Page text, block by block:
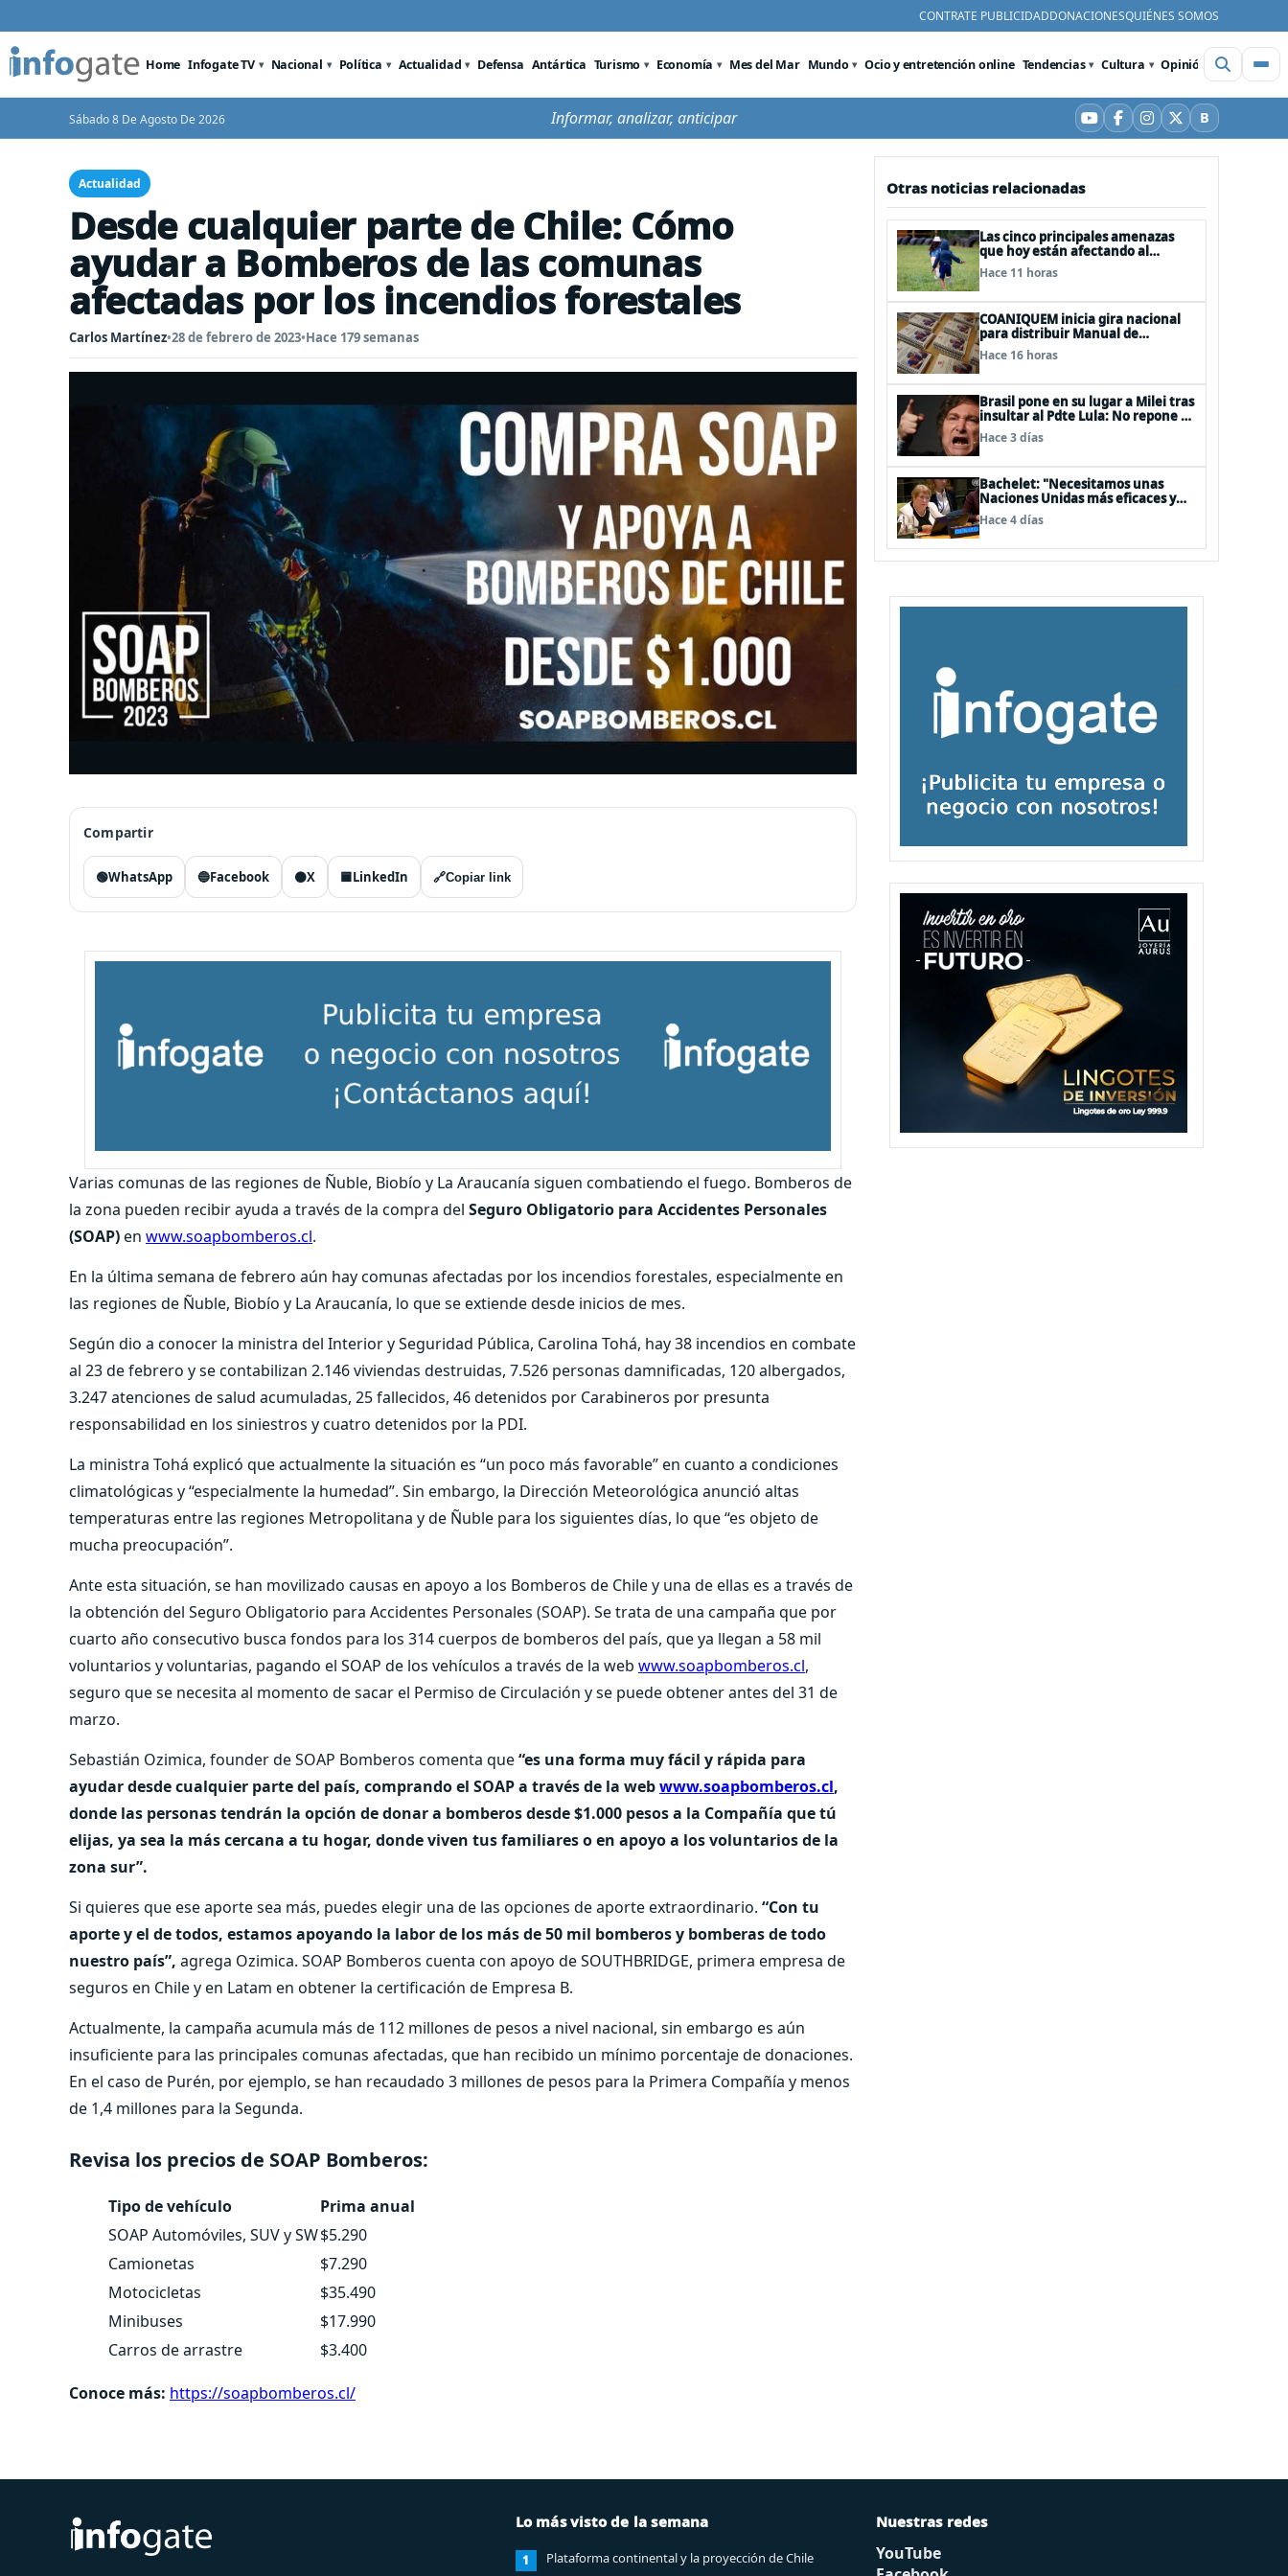
CONTRATE PUBLICIDADDONACIONESQUIÉNES SOMOS
Home Infogate TV Nacional Política Actualidad Defensa Antártica Turismo Economía Mes del Mar Mundo Ocio y entretención online Tendencias Cultura Opinión Videos
Sábado 8 De Agosto De 2026 Informar, analizar, anticipar YouTube
Facebook
Instagram
X BBluesky
Actualidad
Desde cualquier parte de Chile: Cómo
ayudar a Bomberos de las comunas
afectadas por los incendios forestales
Carlos Martínez•28 de febrero de 2023•Hace 179 semanas
Compartir
🟢WhatsApp 🔵Facebook ⚫X 🟦LinkedIn 🔗Copiar link
Varias comunas de las regiones de Ñuble, Biobío y La Araucanía siguen combatiendo el fuego. Bomberos de
la zona pueden recibir ayuda a través de la compra del Seguro Obligatorio para Accidentes Personales
(SOAP)en www.soapbomberos.cl.
En la última semana de febrero aún hay comunas afectadas por los incendios forestales, especialmente en
las regiones de Ñuble, Biobío y La Araucanía, lo que se extiende desde inicios de mes.
Según dio a conocer la ministra del Interior y Seguridad Pública, Carolina Tohá, hay 38 incendios en combate
al 23 de febrero y se contabilizan 2.146 viviendas destruidas, 7.526 personas damnificadas, 120 albergados,
3.247 atenciones de salud acumuladas, 25 fallecidos, 46 detenidos por Carabineros por presunta
responsabilidad en los siniestros y cuatro detenidos por la PDI.
La ministra Tohá explicó que actualmente la situación es “un poco más favorable” en cuanto a condiciones
climatológicas y “especialmente la humedad”. Sin embargo, la Dirección Meteorológica anunció altas
temperaturas entre las regiones Metropolitana y de Ñuble para los siguientes días, lo que “es objeto de
mucha preocupación”.
Ante esta situación, se han movilizado causas en apoyo a los Bomberos de Chile y una de ellas es a través de
la obtención del Seguro Obligatorio para Accidentes Personales (SOAP). Se trata de una campaña que por
cuarto año consecutivo busca fondos para los 314 cuerpos de bomberos del país, que ya llegan a 58 mil
voluntarios y voluntarias, pagando el SOAP de los vehículos a través de la web www.soapbomberos.cl,
seguro que se necesita al momento de sacar el Permiso de Circulación y se puede obtener antes del 31 de
marzo.
Sebastián Ozimica, founder de SOAP Bomberos comenta que“es una forma muy fácil y rápida para
ayudar desde cualquier parte del país, comprando el SOAP a través de la webwww.soapbomberos.cl,
donde las personas tendrán la opción de donar a bomberos desde $1.000 pesos a la Compañía que tú
elijas, ya sea la más cercana a tu hogar, donde viven tus familiares o en apoyo a los voluntarios de la
zona sur”.
Si quieres que ese aporte sea más, puedes elegir una de las opciones de aporte extraordinario. “Con tu
aporte y el de todos, estamos apoyando la labor de los más de 50 mil bomberos y bomberas de todo
nuestro país”, agrega Ozimica. SOAP Bomberos cuenta con apoyo de SOUTHBRIDGE, primera empresa de
seguros en Chile y en Latam en obtener la certificación de Empresa B.
Actualmente, la campaña acumula más de 112 millones de pesos a nivel nacional, sin embargo es aún
insuficiente para las principales comunas afectadas, que han recibido un mínimo porcentaje de donaciones.
En el caso de Purén, por ejemplo, se han recaudado 3 millones de pesos para la Primera Compañía y menos
de 1,4 millones para la Segunda.
Revisa los precios de SOAP Bomberos:
Tipo de vehículo
Prima anual
SOAP Automóviles, SUV y SW$5.290
Camionetas
$7.290
Motocicletas
$35.490
Minibuses
$17.990
Carros de arrastre
$3.400
Conoce más: https://soapbomberos.cl/
Otras noticias relacionadas
Las cinco principales amenazas
que hoy están afectando al
desarrollo de los niños en Chile
Hace 11 horas
COANIQUEM inicia gira nacional
para distribuir Manual de
Quemaduras a profesionales de la
salud
Hace 16 horas
Brasil pone en su lugar a Milei tras
insultar al Pdte Lula: No repone al
embajador en BBSS y rebaja la
relación bilateral
Hace 3 días
Bachelet: "Necesitamos unas
Naciones Unidas más eficaces y
cercanas a las personas"
Hace 4 días
Lo más visto de la semana
1 Plataforma continental y la proyección de Chile
Nuestras redes
YouTube